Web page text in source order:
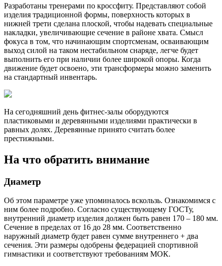
Разработаны тренерами по кроссфиту. Представляют собой
изделия традиционной формы, поверхность которых в
нижней трети сделана плоской, чтобы надевать специальные
накладки, увеличивающие сечение в районе хвата. Смысл
фокуса в том, что начинающим спортсменам, осваивающим
выход силой на таком нестабильном снаряде, легче будет
выполнить его при наличии более широкой опоры. Когда
движение будет освоено, эти трансформеры можно заменить
на стандартный инвентарь.
На сегодняшний день фитнес-залы оборудуются
пластиковыми и деревянными изделиями практически в
равных долях. Деревянные принято считать более
престижными.
На что обратить внимание
Диаметр
Об этом параметре уже упоминалось вскользь. Ознакомимся с
ним более подробно. Согласно существующему ГОСТу,
внутренний диаметр изделия должен быть равен 170 – 180 мм.
Сечение в пределах от 16 до 28 мм. Соответственно
наружный диаметр будет равен сумме внутреннего + два
сечения. Эти размеры одобрены федерацией спортивной
гимнастики и соответствуют требованиям МОК.